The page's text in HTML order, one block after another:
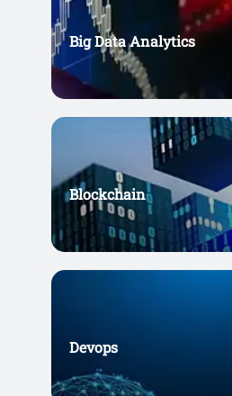
Big Data Analytics
Blockchain
Devops